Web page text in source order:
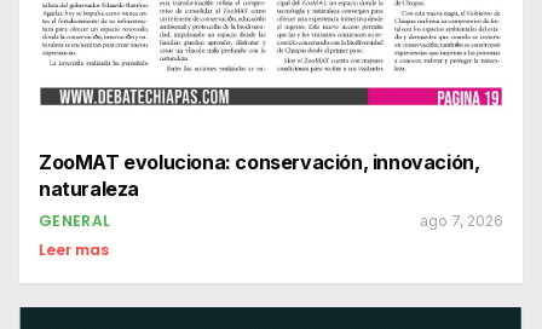
ZooMAT evoluciona: conservación, innovación,
naturaleza
GENERAL ago 7, 2026
Leer mas